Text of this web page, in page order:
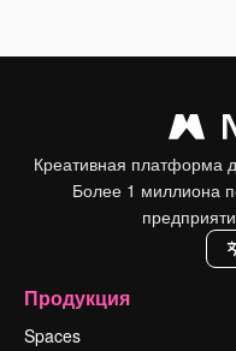
Креативная платформа
Более 1 миллиона
Продукция
Spaces